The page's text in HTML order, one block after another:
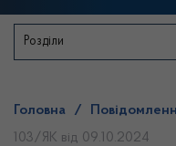
Розділи
Головна /
103/ЯК від 09.10.2024